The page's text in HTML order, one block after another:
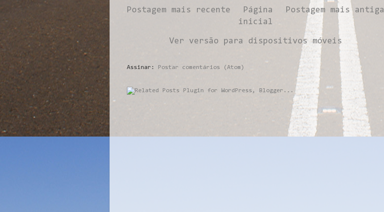
Postagem mais recente Postagem mais antiga
Página
inicial
Ver versão para dispositivos móveis
Assinar: Postar comentários (Atom)